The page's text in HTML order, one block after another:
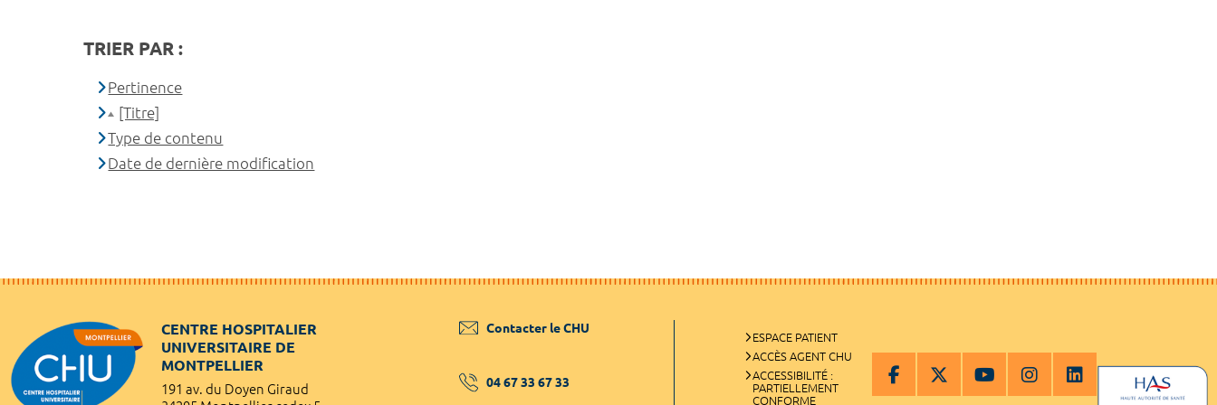
TRIER PAR :
Pertinence
[Titre]
Type de contenu
Date de dernière modification
CENTRE HOSPITALIER
UNIVERSITAIRE DE
MONTPELLIER
191 av. du Doyen Giraud
Contacter le CHU
04 67 33 67 33
ESPACE PATIENT
ACCÈS AGENT CHU
ACCESSIBILITÉ :
PARTIELLEMENT
CONFORME